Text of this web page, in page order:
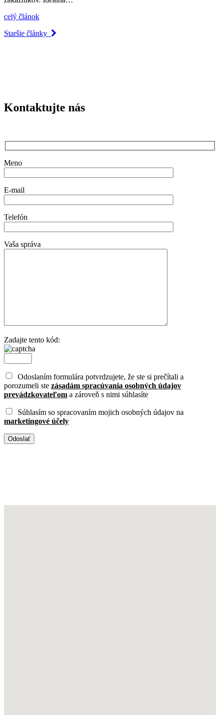
celý článok
Staršie články
Kontaktujte nás
Meno
E-mail
Telefón
Vaša správa
Zadajte tento kód:
Odoslaním formulára potvrdzujete, že ste si prečítali a
porozumeli ste zásadám spracúvania osobných údajov
prevádzkovateľom a zároveň s nimi súhlasíte
Súhlasím so spracovaním mojich osobných údajov na
marketingové účely